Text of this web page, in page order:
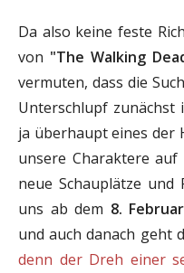
Da also keine feste
von "The Walking
vermuten, dass die
Unterschlupf zunächst
ja überhaupt eines der
unsere Charaktere auf
neue Schauplätze
uns ab dem 8.
und auch danach geht
denn der Dreh einer